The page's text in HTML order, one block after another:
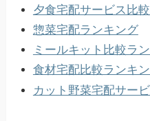
夕食宅配サービス比
惣菜宅配ランキング
ミールキット比較ラ
食材宅配比較ランキ
カット野菜宅配サー